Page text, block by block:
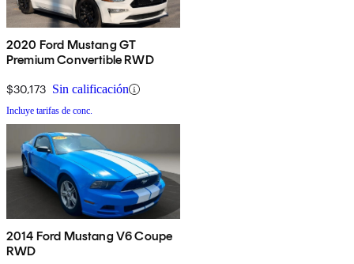
2020 Ford Mustang GT
Premium Convertible RWD
$30,173 Sin calificación
Incluye tarifas de conc.
2014 Ford Mustang V6 Coupe
RWD